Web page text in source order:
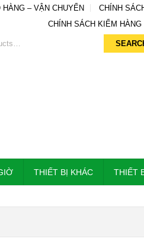
– VẬN CHUYỂN
CHÍNH
CHÍNH SÁCH KIỂM HÀNG
THIẾT BỊ KHÁC THIẾT